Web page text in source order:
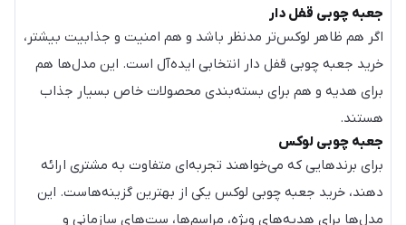
جعبه چوبی قفل دار
اگر هم ظاهر لوکس‌تر مدنظر باشد و هم امنیت و جذابیت بیشتر،
خرید جعبه چوبی قفل دار انتخابی ایده‌آل است. این مدل‌ها هم
برای هدیه و هم برای بسته‌بندی محصولات خاص بسیار جذاب
هستند.
جعبه چوبی لوکس
برای برندهایی که می‌خواهند تجربه‌ای متفاوت به مشتری ارائه
دهند، خرید جعبه چوبی لوکس یکی از بهترین گزینه‌هاست. این
مدل‌ها برای هدیه‌های ویژه، مراسم‌ها، ست‌های سازمانی و